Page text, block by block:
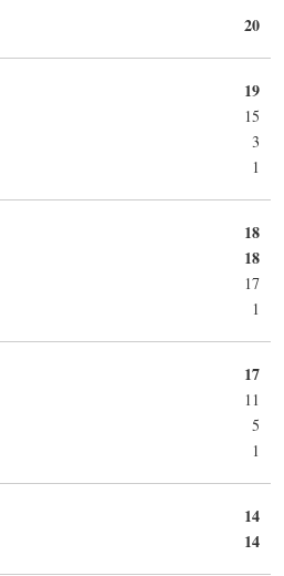
20
19
15
3
1
18
18
17
1
17
11
5
1
14
14